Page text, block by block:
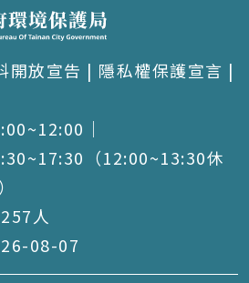
開放宣告 | 隱私權保護宣言 |
｜
（12:00~13:30休
人
08-07